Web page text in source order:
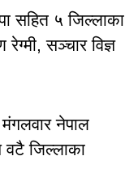
सहित ५ जिल्लाका
सञ्चार विज्ञ
नेपाल
वटै जिल्लाका